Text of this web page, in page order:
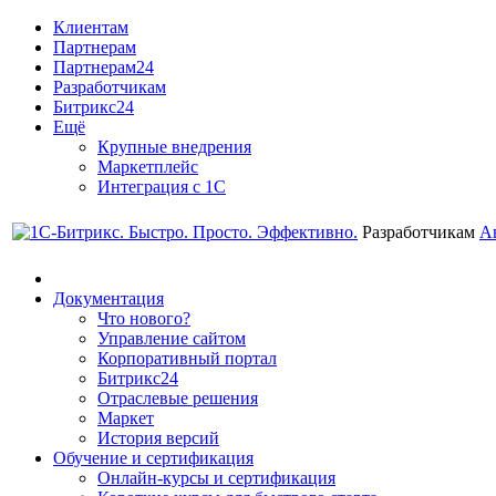
Клиентам
Партнерам
Партнерам24
Разработчикам
Битрикс24
Ещё
Крупные внедрения
Маркетплейс
Интеграция с 1С
Разработчикам
Документация
Что нового?
Управление сайтом
Корпоративный портал
Битрикс24
Отраслевые решения
Маркет
История версий
Обучение и сертификация
Онлайн-курсы и сертификация